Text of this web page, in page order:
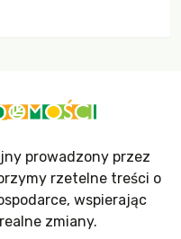
prowadzony przez
rzetelne treści o
wspierając
zmiany.